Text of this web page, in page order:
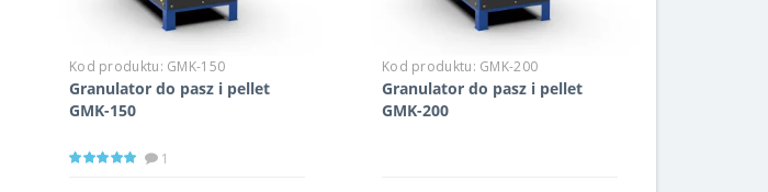
Kod produktu: GMK-150
Granulator do pasz i pellet
GMK-150
1
Kod produktu: GMK-200
Granulator do pasz i pellet
GMK-200